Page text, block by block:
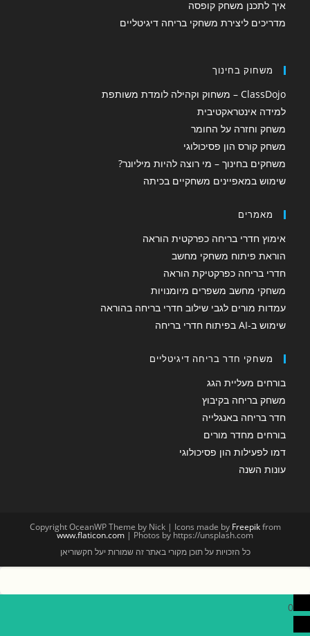
איך לתכנן משחק קופסה
מדריכים ליצירת משחקי בריחה דיגיטליים
משחוק בחינוך
ClassDojo – משחוק וקהילה לומדת משותפת
למידה אינטראקטיבית
משחק וחזרה על החומר
משחק קורס הון פסיכולוגי
משחקים בחינוך – מי רוצה להיות מיליונר?
שימוש במאפיינים משחקיים בכיתה
מאמרים
אימוץ חדרי בריחה כפרקטית הוראה
הוראת פיתוח משחקי מחשב
חדרי בריחה כפרקטיקת הוראה
משחקי מחשב משפרים מיומנויות
עמדות מורים לגבי שילוב חדרי בריחה בהוראה
שימוש ב-AI בפיתוח חדרי בריחה
משחקי חדר בריחה דיגיטליים
בורחים מעליית הגג
משחק בריחה בקיבוץ
חדר בריחה באנגלייה
בורחים מחדר מורים
דמו לפעילות הון פסיכולוגי
עונות השנה
Copyright OceanWP Theme by Nick | Icons made by Freepikfrom
www.flaticon.com | Photos by https://unsplash.com
כל הזכויות על תוכן מקורי באתר זה שמורות יעל חקשוריאן
0